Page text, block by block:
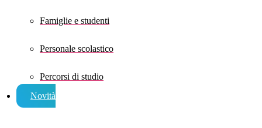
Famiglie e studenti
Personale scolastico
Percorsi di studio
Novità